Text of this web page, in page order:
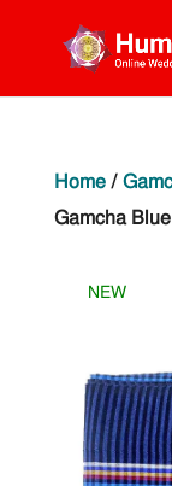
Home/
Gamcha Blue
NEW